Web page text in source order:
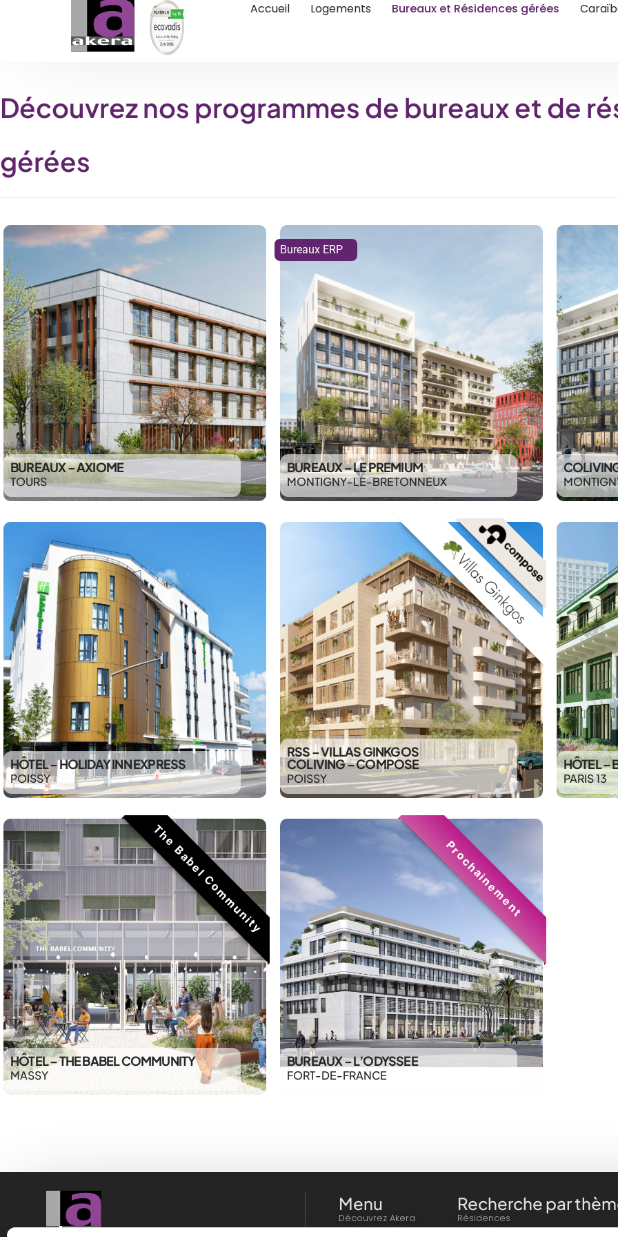
Accueil Logements Bureaux et Résidences gérées
Découvrez nos programmes de bureaux et de
gérées
BUREAUX – AXIOME
TOURS
Bureaux ERP
BUREAUX – LE PREMIUM
MONTIGNY-LE-BRETONNEUX
HÔTEL – HOLIDAY INN EXPRESS
POISSY
.
.
RSS – VILLAS GINKGOS
COLIVING – COMPOSE
POISSY
HÔTEL –
PARIS 13
The Babel Community
HÔTEL – THE BABEL COMMUNITY
MASSY
Prochainement
BUREAUX – L’ODYSSEE
FORT-DE-FRANCE
Menu
Découvrez Akera
Recherche par
Résidences